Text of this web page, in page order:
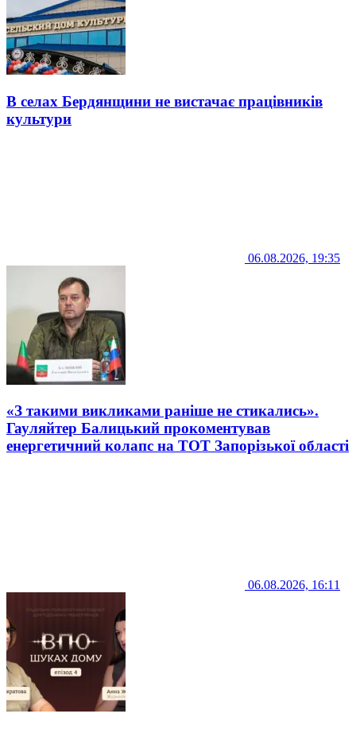
В селах Бердянщини не вистачає працівників
культури
06.08.2026, 19:35
«З такими викликами раніше не стикались».
Гауляйтер Балицький прокоментував
енергетичний колапс на ТОТ Запорізької області
06.08.2026, 16:11